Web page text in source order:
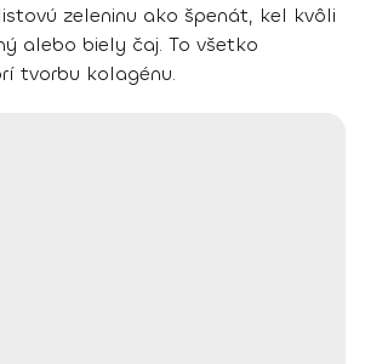
listovú zeleninu ako špenát, kel kvôli
alebo biely čaj. To všetko
tvorbu kolagénu.